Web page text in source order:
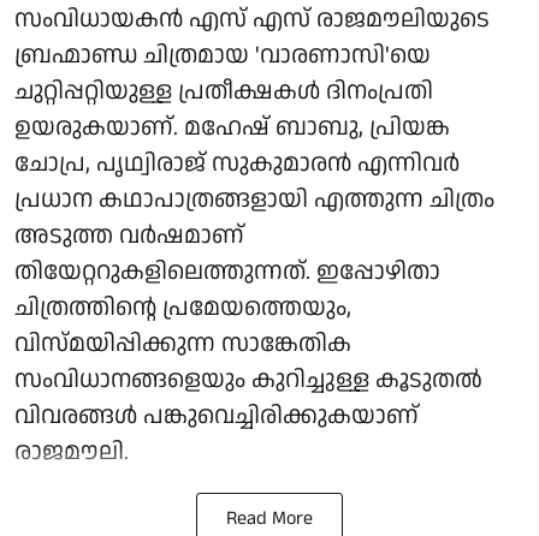
സംവിധായകൻ എസ് എസ് രാജമൗലിയുടെ
ബ്രഹ്മാണ്ഡ ചിത്രമായ 'വാരണാസി'യെ
ചുറ്റിപ്പറ്റിയുള്ള പ്രതീക്ഷകൾ ദിനംപ്രതി
ഉയരുകയാണ്. മഹേഷ് ബാബു, പ്രിയങ്ക
ചോപ്ര, പൃഥ്വിരാജ് സുകുമാരൻ എന്നിവർ
പ്രധാന കഥാപാത്രങ്ങളായി എത്തുന്ന ചിത്രം
അടുത്ത വർഷമാണ്
തിയേറ്ററുകളിലെത്തുന്നത്. ഇപ്പോഴിതാ
ചിത്രത്തിന്റെ പ്രമേയത്തെയും,
വിസ്മയിപ്പിക്കുന്ന സാങ്കേതിക
സംവിധാനങ്ങളെയും കുറിച്ചുള്ള കൂടുതൽ
വിവരങ്ങൾ പങ്കുവെച്ചിരിക്കുകയാണ്
രാജമൗലി.
Read More